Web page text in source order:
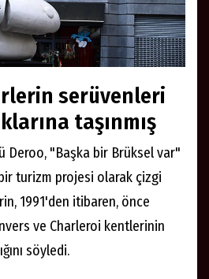
serüvenleri
taşınmış
Deroo, "Başka bir Brüksel var"
turizm projesi olarak çizgi
1991'den itibaren, önce
ve Charleroi kentlerinin
söyledi.